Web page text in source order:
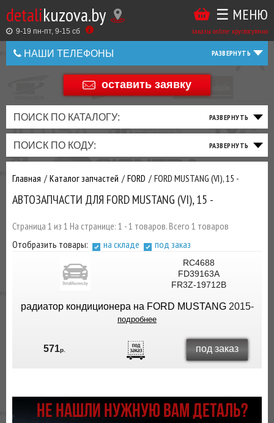
detalikuzova.by
9-19 пн-пт, 9-15 cб заказы online: круглосуточно
☰ МЕНЮ
НАШИ ТЕЛЕФОНЫ
+375 44 586 05 44
оставить заявку
ПОИСК ПО КАТАЛОГУ:
ПОИСК ПО КОДУ:
Главная Каталог запчастей FORD FORD MUSTANG (VI), 15 -
АВТОЗАПЧАСТИ ДЛЯ FORD MUSTANG (VI), 15 -
Страница 1 из 1 На странице: 1 - 1 товаров. Всего 1 товаров
Отобразить товары:
на складе под заказ
RC4688
FD39163A
FR3Z-19712B
радиатор кондиционера на FORD MUSTANG2015-
подробнее
571р. под заказ
НЕ НАШЛИ НУЖНУЮ ВАМ ДЕТАЛЬ?
Купить
в
1
Беларусь
+375
+375
ТАКЖЕ
ВЫ
МОЖЕТЕ
У
ЗАКАЗАТЬ
ТО
ФИЛЬТРА
ТОРМОЗНАЯ
СИСТЕМА
ПОДВЕСКА
РУЛЕВОЕ
ТРАНСМИССИЯ
ПРИВОД
ДВИГАТЕЛЬ
ВЫХЛОП
ЭЛЕКТРИКА
ОСВЕЩЕНИЕ
РАСХОДНИКИ,
ЗАПЧАСТИ К
ЗАКАЗУ ЧЕРЕЗ